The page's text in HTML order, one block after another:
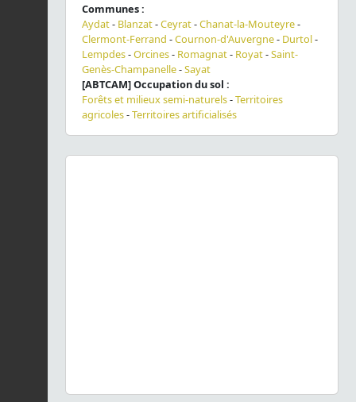
Communes :
Aydat- Blanzat-Ceyrat-Chanat-la-Mouteyre-
Clermont-Ferrand -Cournon-d'Auvergne- Durtol-
Lempdes-Orcines- Romagnat- Royat-Saint-
Genès-Champanelle-Sayat
[ABTCAM] Occupation du sol :
Forêts et milieux semi-naturels-Territoires
agricoles-Territoires artificialisés